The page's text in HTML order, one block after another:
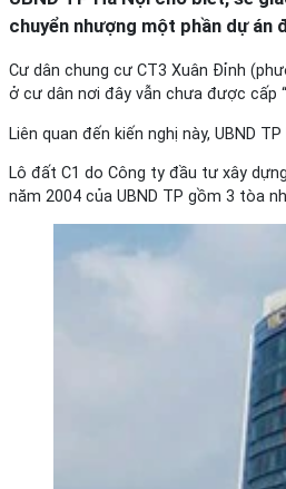
chuyển nhượng một phần dự án
Cư dân chung cư CT3 Xuân Đỉnh
ở cư dân nơi đây vẫn chưa được cấp
Liên quan đến kiến nghị này, UBND
Lô đất C1 do Công ty đầu tư xây
năm 2004 của UBND TP gồm 3 tòa